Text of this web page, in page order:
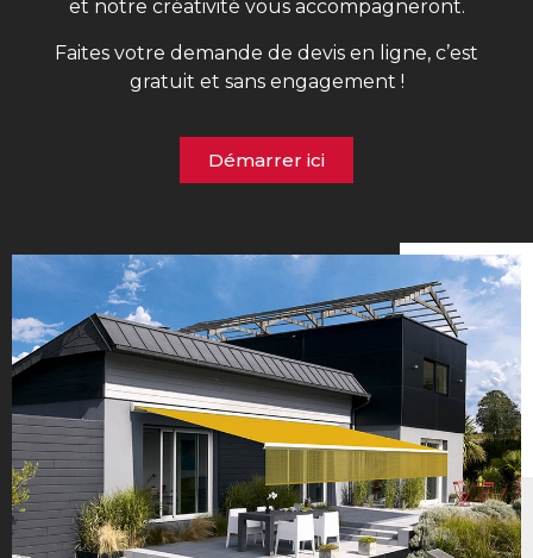
et notre créativité vous accompagneront.
Faites votre demande de devis en ligne, c’est
gratuit et sans engagement !
Démarrer ici